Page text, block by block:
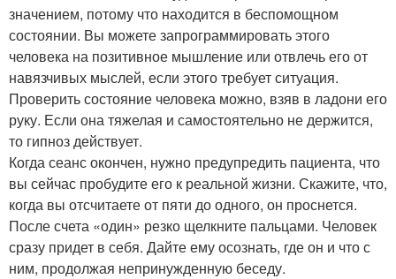
значением, потому что находится в беспомощном
состоянии. Вы можете запрограммировать этого
человека на позитивное мышление или отвлечь его от
навязчивых мыслей, если этого требует ситуация.
Проверить состояние человека можно, взяв в ладони его
руку. Если она тяжелая и самостоятельно не держится,
то гипноз действует.
Когда сеанс окончен, нужно предупредить пациента, что
вы сейчас пробудите его к реальной жизни. Скажите, что,
когда вы отсчитаете от пяти до одного, он проснется.
После счета «один» резко щелкните пальцами. Человек
сразу придет в себя. Дайте ему осознать, где он и что с
ним, продолжая непринужденную беседу.